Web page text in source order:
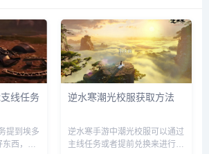
线任务
提到埃多
东西，先
逆水寒潮光校服获取方法
逆水寒手游中潮光校服可以通过
主线任务或者提前兑换来进行获